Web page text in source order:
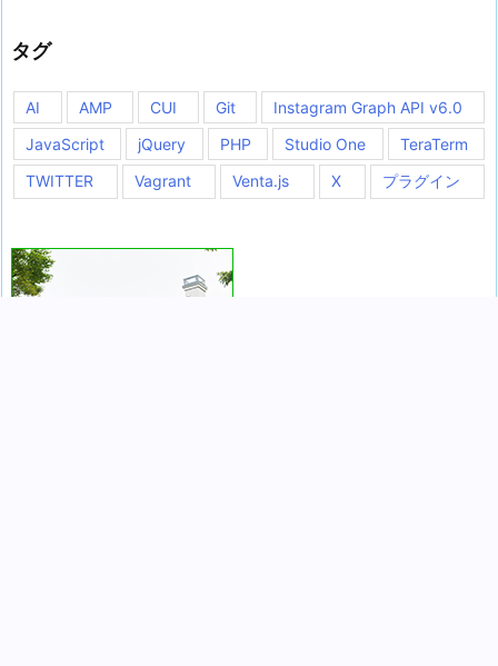
タグ
AI AMP CUI Git
Instagram Graph API v6.0
JavaScript
jQuery PHP Studio One
TeraTerm
TWITTER
Vagrant Venta.js X プラグイン